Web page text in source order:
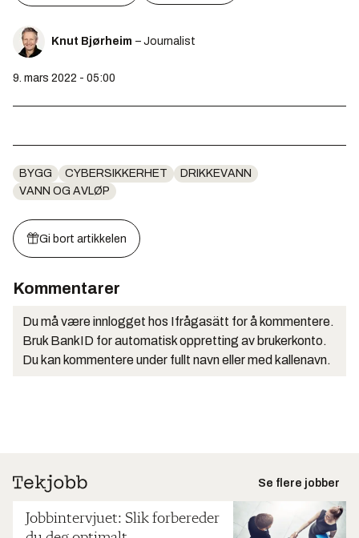
Knut Bjørheim – Journalist
9. mars 2022 - 05:00
BYGG CYBERSIKKERHET
DRIKKEVANN
VANN OG AVLØP
Gi bort artikkelen
Kommentarer
Du må være innlogget hos Ifrågasätt for å kommentere.
Bruk BankID for automatisk oppretting av brukerkonto.
Du kan kommentere under fullt navn eller med kallenavn.
Se flere jobber
Jobbintervjuet: Slik forbereder